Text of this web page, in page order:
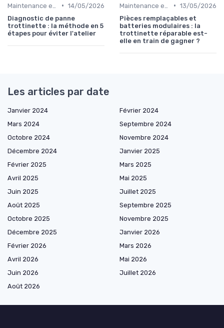
• 14/05/2026
Diagnostic de panne
trottinette : la méthode en 5
étapes pour éviter l'atelier
• 13/05/2026
Pièces remplaçables et
batteries modulaires : la
trottinette réparable est-
elle en train de gagner ?
Les articles par date
Janvier 2024
Février 2024
Mars 2024
Septembre 2024
Octobre 2024
Novembre 2024
Décembre 2024
Janvier 2025
Février 2025
Mars 2025
Avril 2025
Mai 2025
Juin 2025
Juillet 2025
Août 2025
Septembre 2025
Octobre 2025
Novembre 2025
Décembre 2025
Janvier 2026
Février 2026
Mars 2026
Avril 2026
Mai 2026
Juin 2026
Juillet 2026
Août 2026